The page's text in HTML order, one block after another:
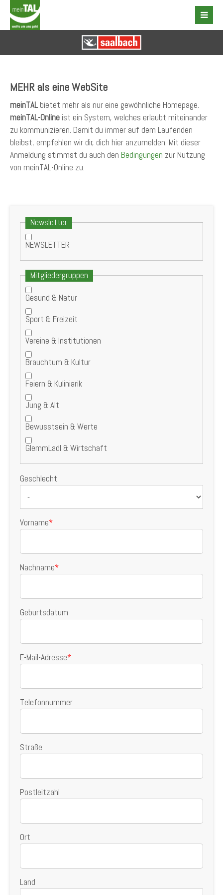
MEHR als eine WebSite
meinTALbietet mehr als nur eine gewöhnliche Homepage.
meinTAL-Online ist ein System, welches erlaubt miteinander
zu kommunizieren. Damit du immer auf dem Laufenden
bleibst, empfehlen wir dir, dich hier anzumelden. Mit dieser
Anmeldung stimmst du auch den Bedingungen zur Nutzung
von meinTAL-Online zu.
Newsletter
NEWSLETTER
Mitgliedergruppen
Gesund & Natur
Sport & Freizeit
Vereine & Institutionen
Brauchtum & Kultur
Feiern & Kuliniarik
Jung & Alt
Bewusstsein & Werte
GlemmLadl & Wirtschaft
Geschlecht
Vorname*
Nachname*
Geburtsdatum
E-Mail-Adresse*
Telefonnummer
Straße
Postleitzahl
Ort
Land